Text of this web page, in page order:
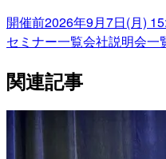
開催前2026年9月7日(月)
セミナー一覧会社説明会一
関連記事